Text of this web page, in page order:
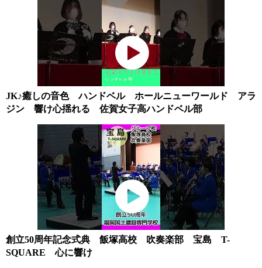
JK♪癒しの音色 ハンドベル ホールニューワールド アラ
ジン 響け心揺れる 佐賀女子高ハンドベル部
創立50周年記念式典 飯塚高校 吹奏楽部 宝島 T-
SQUARE 心に響け